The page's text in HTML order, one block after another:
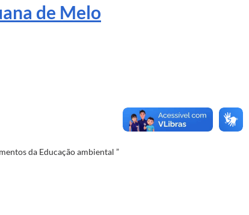
de Melo
da Educação ambiental ”